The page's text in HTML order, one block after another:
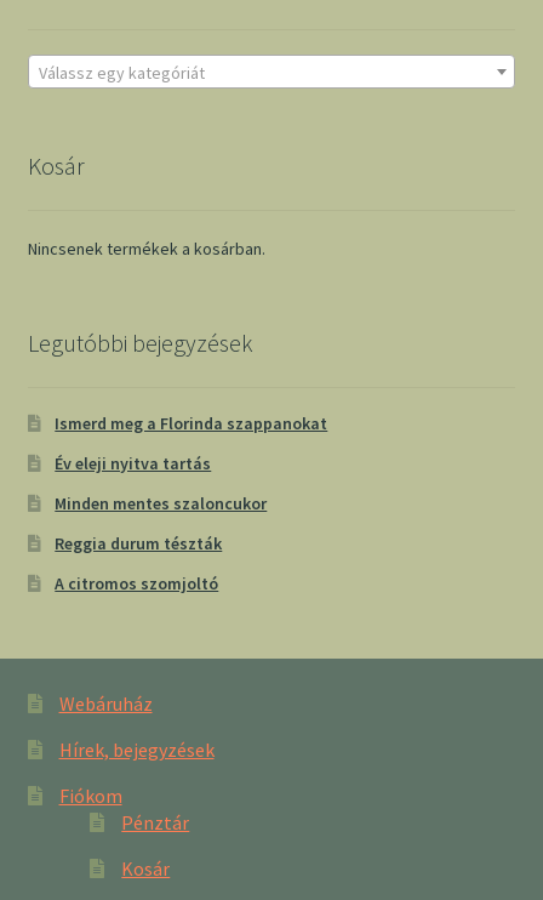
Válassz egy kategóriát
Kosár
Nincsenek termékek a kosárban.
Legutóbbi bejegyzések
Ismerd meg a Florinda szappanokat
Év eleji nyitva tartás
Minden mentes szaloncukor
Reggia durum tészták
A citromos szomjoltó
Webáruház
Hírek, bejegyzések
Fiókom
Pénztár
Kosár